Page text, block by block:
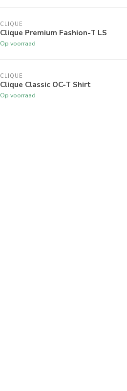
CLIQUE
Clique Premium Fashion-T LS
Op voorraad
CLIQUE
Clique Classic OC-T Shirt
Op voorraad